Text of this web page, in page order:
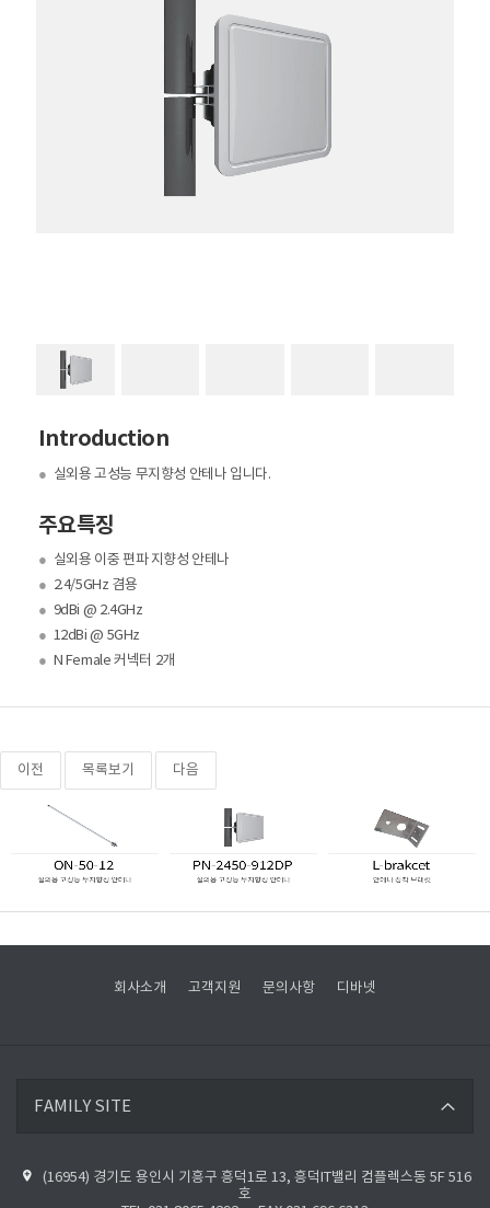
Introduction
● 실외용 고성능 무지향성 안테나 입니다.
주요특징
● 실외용 이중 편파 지향성 안테나
● 2.4/5GHz 겸용
● 9dBi @ 2.4GHz
● 12dBi @ 5GHz
● N Female 커넥터 2개
이전 목록보기 다음
회사소개 고객지원 문의사항 디바넷
FAMILY SITE
디바넷 바로가기
디바넷 블로그 바로가기
(16954) 경기도 용인시 기흥구 흥덕1로 13, 흥덕IT밸리 컴플렉스동 5F 516
호